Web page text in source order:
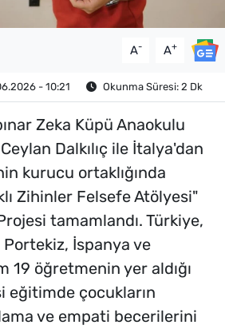
A- A+
- 10:21 Okunma Süresi: 2 Dk
Zeka Küpü Anaokulu
Dalkılıç ile İtalya'dan
kurucu ortaklığında
Zihinler Felsefe Atölyesi"
tamamlandı. Türkiye,
İspanya ve
19 öğretmenin yer aldığı
eğitimde çocukların
ve empati becerilerini